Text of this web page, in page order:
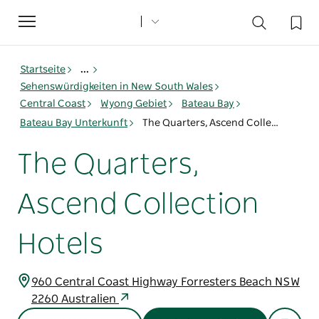
Toggle
navigation
Startseite
...
Sehenswürdigkeiten in New South Wales
Central Coast
Wyong Gebiet
Bateau Bay
Bateau Bay Unterkunft
The Quarters, Ascend Collection Hotels
The Quarters,
Ascend Collection
Hotels
960 Central Coast Highway Forresters Beach NSW
2260 Australien